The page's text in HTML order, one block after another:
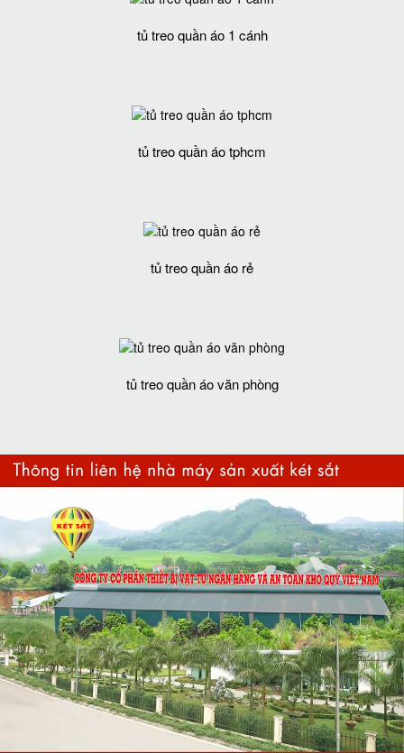
tủ treo quần áo 1 cánh
tủ treo quần áo tphcm
tủ treo quần áo rẻ
tủ treo quần áo văn phòng